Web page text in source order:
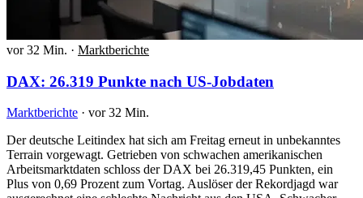
vor 32 Min. · Marktberichte
DAX: 26.319 Punkte nach US-Jobdaten
Marktberichte · vor 32 Min.
Der deutsche Leitindex hat sich am Freitag erneut in unbekanntes
Terrain vorgewagt. Getrieben von schwachen amerikanischen
Arbeitsmarktdaten schloss der DAX bei 26.319,45 Punkten, ein
Plus von 0,69 Prozent zum Vortag. Auslöser der Rekordjagd war